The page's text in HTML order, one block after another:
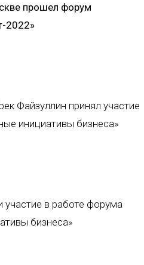
прошел форум
2022»
Файзуллин принял участие
инициативы бизнеса»
участие в работе форума
бизнеса»